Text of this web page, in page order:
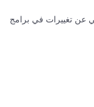
عن تغييرات في برامج